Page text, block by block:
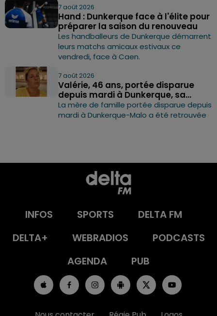
7 août 2026
Hand : Dunkerque face à l'élite pour
préparer la saison du renouveau
Les handballeurs de Dunkerque démarrent
leurs matchs amicaux estivaux ce
vendredi, face à Caen.
7 août 2026
Valérie, 46 ans, portée disparue
depuis mardi à Dunkerque, sa...
La mère de famille portée disparue depuis
mardi à Dunkerque-Malo a été retrouvée
INFOS SPORTS
DELTA FM
DELTA+
WEBRADIOS
PODCASTS
AGENDA
PUB